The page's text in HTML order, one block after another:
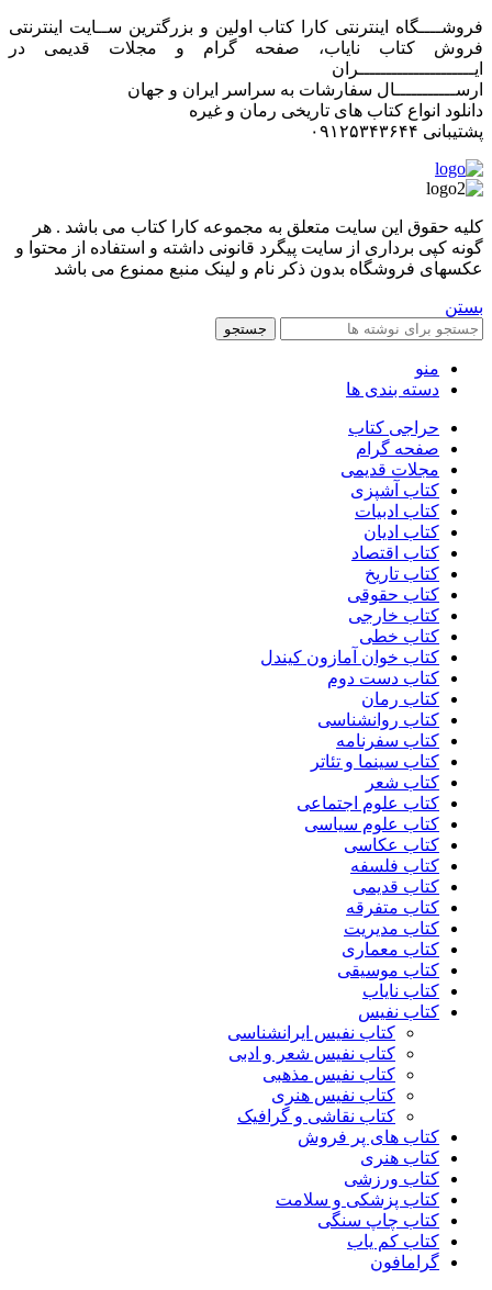
فروشــــگاه اینترنتی کارا کتاب اولین و بزرگترین ســایت اینترنتی
فروش کتاب نایاب، صفحه گرام و مجلات قدیمی در
ایـــــــــــــــــــــران
ارســـــــــــال سفارشات به سراسر ایران و جهان
دانلود انواع کتاب های تاریخی رمان و غیره
پشتیبانی ۰۹۱۲۵۳۴۳۶۴۴
کليه حقوق اين سايت متعلق به مجموعه کارا کتاب می باشد . هر
گونه کپی برداری از سایت پیگرد قانونی داشته و استفاده از محتوا و
عکسهای فروشگاه بدون ذکر نام و لینک منبع ممنوع می باشد
بستن
جستجو
منو
دسته بندی ها
حراجی کتاب
صفحه گرام
مجلات قدیمی
کتاب آشپزی
کتاب ادبیات
کتاب ادیان
کتاب اقتصاد
کتاب تاریخ
کتاب حقوقی
کتاب خارجی
کتاب خطی
کتاب خوان آمازون کیندل
کتاب دست دوم
کتاب رمان
کتاب روانشناسی
کتاب سفرنامه
کتاب سینما و تئاتر
کتاب شعر
کتاب علوم اجتماعی
کتاب علوم سیاسی
کتاب عکاسی
کتاب فلسفه
کتاب قدیمی
کتاب متفرقه
کتاب مدیریت
کتاب معماری
کتاب موسیقی
کتاب نایاب
کتاب نفیس
کتاب نفیس ایرانشناسی
کتاب نفیس شعر و ادبی
کتاب نفیس مذهبی
کتاب نفیس هنری
کتاب نقاشی و گرافیک
کتاب های پر فروش
کتاب هنری
کتاب ورزشی
کتاب پزشکی و سلامت
کتاب چاپ سنگی
کتاب کم یاب
گرامافون